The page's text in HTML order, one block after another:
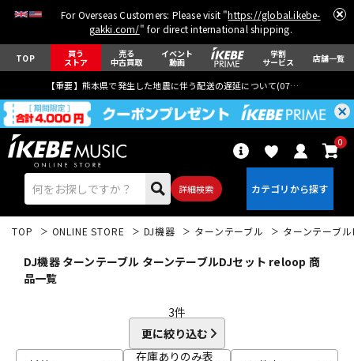
For Overseas Customers: Please visit "https://global.ikebe-
gakki.com/" for direct international shipping.
TOP 買う
ストア
売る
中古買取
イベント
動画
学割
サービス 店舗一覧
【重要】熊本県で発生した地震に伴う配送の遅延について(07月29日
詳細検索
0
TOP ONLINE STORE DJ機器 ターンテーブル ターンテーブ
DJ機器 ターンテーブル ターンテーブルDJセット reloop 商
品一覧
3件
更に絞り込む
在庫ありのみ表